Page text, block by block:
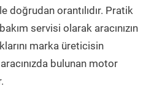
doğrudan orantılıdır. Pratik
bakım servisi olarak aracınızın
marka üreticisin
bulunan motor